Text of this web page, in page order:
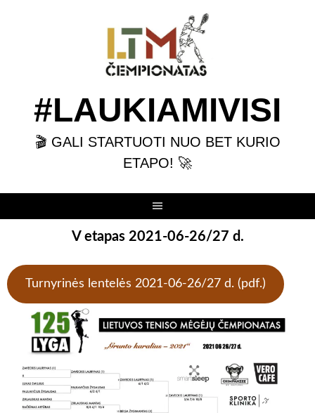
#LAUKIAMIVISI
🎬 GALI STARTUOTI NUO BET KURIO
ETAPO! 🚀
V etapas 2021-06-26/27 d.
Turnyrinės lentelės 2021-06-26/27 d. (pdf.)